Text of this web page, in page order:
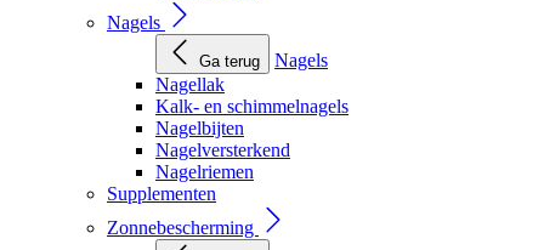
Nagels
Ga terug
Nagels
Nagellak
Kalk- en schimmelnagels
Nagelbijten
Nagelversterkend
Nagelriemen
Supplementen
Zonnebescherming